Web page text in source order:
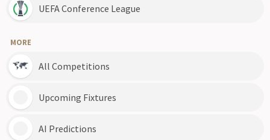
UEFA Conference League
MORE
All Competitions
Upcoming Fixtures
AI Predictions